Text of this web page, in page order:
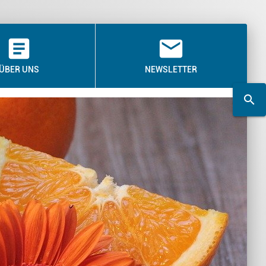
article
ÜBER UNS
email
NEWSLETTER
search